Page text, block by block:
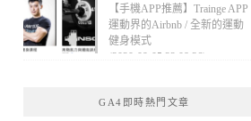
【手機APP推薦】Trainge APP
運動界的Airbnb / 全新的運動
健身模式
(2020-09-05 22:08:36)
GA4即時熱門文章